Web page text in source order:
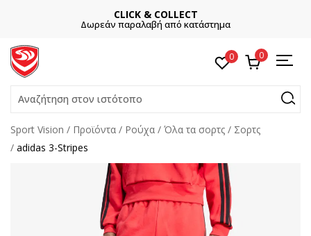
CLICK & COLLECT
Δωρεάν παραλαβή από κατάστημα
0 0
Αναζήτηση στον ιστότοπο
Sport Vision Προϊόντα Ρούχα Όλα τα σορτς
Σορτς
adidas 3-Stripes